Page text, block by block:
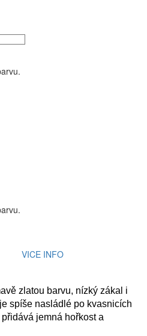
VICE INFO
zlatou barvu, nízký zákal i
spíše nasládlé po kvasnicích
jemná hořkost a